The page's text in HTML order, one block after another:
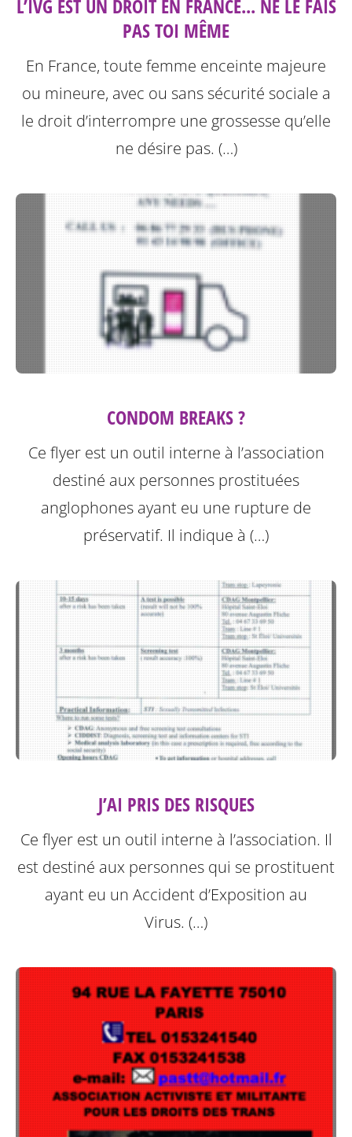
L’IVG EST UN DROIT EN FRANCE... NE LE FAIS
PAS TOI MÊME
En France, toute femme enceinte majeure
ou mineure, avec ou sans sécurité sociale a
le droit d’interrompre une grossesse qu’elle
ne désire pas. (…)
CONDOM BREAKS ?
Ce flyer est un outil interne à l’association
destiné aux personnes prostituées
anglophones ayant eu une rupture de
préservatif. Il indique à (…)
J’AI PRIS DES RISQUES
Ce flyer est un outil interne à l’association. Il
est destiné aux personnes qui se prostituent
ayant eu un Accident d’Exposition au
Virus. (…)